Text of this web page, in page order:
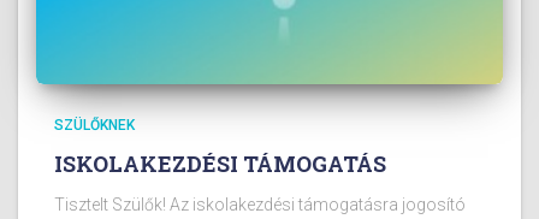
SZÜLŐKNEK
ISKOLAKEZDÉSI TÁMOGATÁS
Tisztelt Szülők! Az iskolakezdési támogatásra jogosító